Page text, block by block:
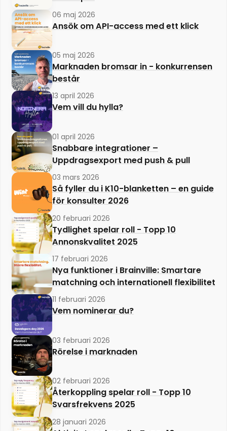
06 maj 2026
Ansök om API-access med ett klick
05 maj 2026
Marknaden bromsar in - konkurrensen
består
13 april 2026
Vem vill du hylla?
01 april 2026
Snabbare integrationer –
Uppdragsexport med push & pull
03 mars 2026
Så fyller du i K10-blanketten – en guide
för konsulter 2026
20 februari 2026
Tydlighet spelar roll - Topp 10
Annonskvalitet 2025
17 februari 2026
Nya funktioner i Brainville: Smartare
matchning och internationell flexibilitet
11 februari 2026
Vem nominerar du?
03 februari 2026
Rörelse i marknaden
02 februari 2026
Återkoppling spelar roll - Topp 10
Svarsfrekvens 2025
28 januari 2026